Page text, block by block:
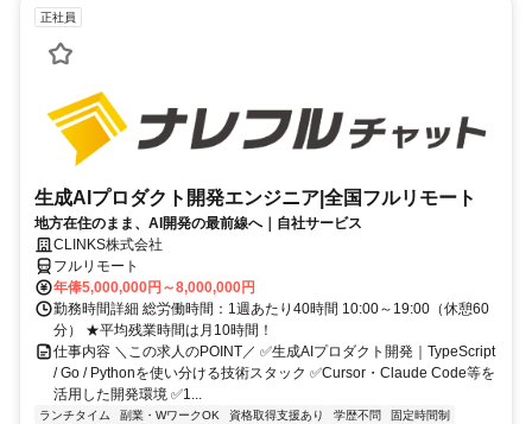
正社員
生成AIプロダクト開発エンジニア|全国フルリモート
地方在住のまま、AI開発の最前線へ｜自社サービス
CLINKS株式会社
フルリモート
年俸5,000,000円～8,000,000円
勤務時間詳細 総労働時間：1週あたり40時間 10:00～19:00（休憩60
分） ★平均残業時間は月10時間！
仕事内容 ＼この求人のPOINT／ ✅生成AIプロダクト開発｜TypeScript
/ Go / Pythonを使い分ける技術スタック ✅Cursor・Claude Code等を
活用した開発環境 ✅1...
ランチタイム 副業・WワークOK 資格取得支援あり 学歴不問
固定時間制